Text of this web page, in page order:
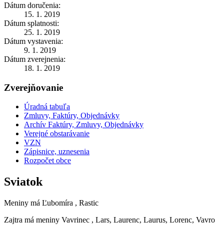
Dátum doručenia:
15. 1. 2019
Dátum splatnosti:
25. 1. 2019
Dátum vystavenia:
9. 1. 2019
Dátum zverejnenia:
18. 1. 2019
Zverejňovanie
Úradná tabuľa
Zmluvy, Faktúry, Objednávky
Archív Faktúry, Zmluvy, Objednávky
Verejné obstarávanie
VZN
Zápisnice, uznesenia
Rozpočet obce
Sviatok
Meniny má Ľubomíra , Rastic
Zajtra má meniny Vavrinec , Lars, Laurenc, Laurus, Lorenc, Vavro